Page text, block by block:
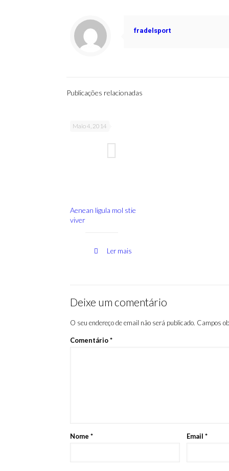
fradelsport
Publicações relacionadas
Maio 4, 2014
Aenean ligula mol stie
viver
Ler mais
Deixe um comentário
O seu endereço de email não será publicado. Campos
Comentário*
Nome * Email*